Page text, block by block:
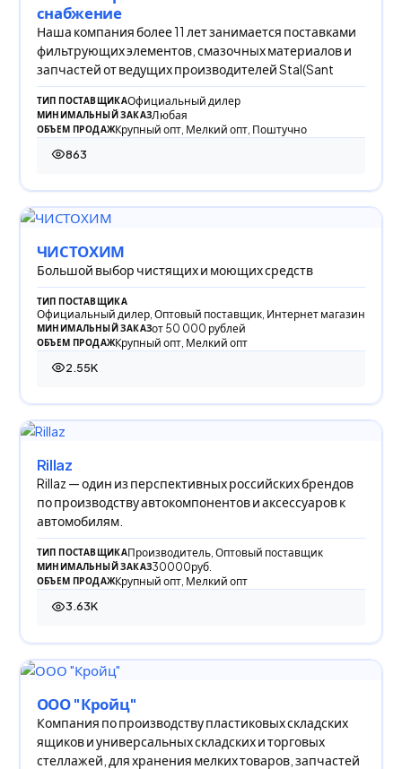
снабжение
Наша компания более 11 лет занимается поставками
фильтрующих элементов, смазочных материалов и
запчастей от ведущих производителей Stal(Sant
ТИП ПОСТАВЩИКАОфициальный дилер
МИНИМАЛЬНЫЙ ЗАКАЗЛюбая
ОБЪЕМ ПРОДАЖКрупный опт, Мелкий опт, Поштучно
863
863 просмотра
ЧИСТОХИМ
Большой выбор чистящих и моющих средств
ТИП ПОСТАВЩИКА
Официальный дилер, Оптовый поставщик, Интернет магазин
МИНИМАЛЬНЫЙ ЗАКАЗот 50 000 рублей
ОБЪЕМ ПРОДАЖКрупный опт, Мелкий опт
2.55K
2 548 просмотров
Rillaz
Rillaz — один из перспективных российских брендов
по производству автокомпонентов и аксессуаров к
автомобилям.
ТИП ПОСТАВЩИКАПроизводитель, Оптовый поставщик
МИНИМАЛЬНЫЙ ЗАКАЗ30000руб.
ОБЪЕМ ПРОДАЖКрупный опт, Мелкий опт
3.63K
3 634 просмотра
ООО "Кройц"
Компания по производству пластиковых складских
ящиков и универсальных складских и торговых
стеллажей, для хранения мелких товаров, запчастей